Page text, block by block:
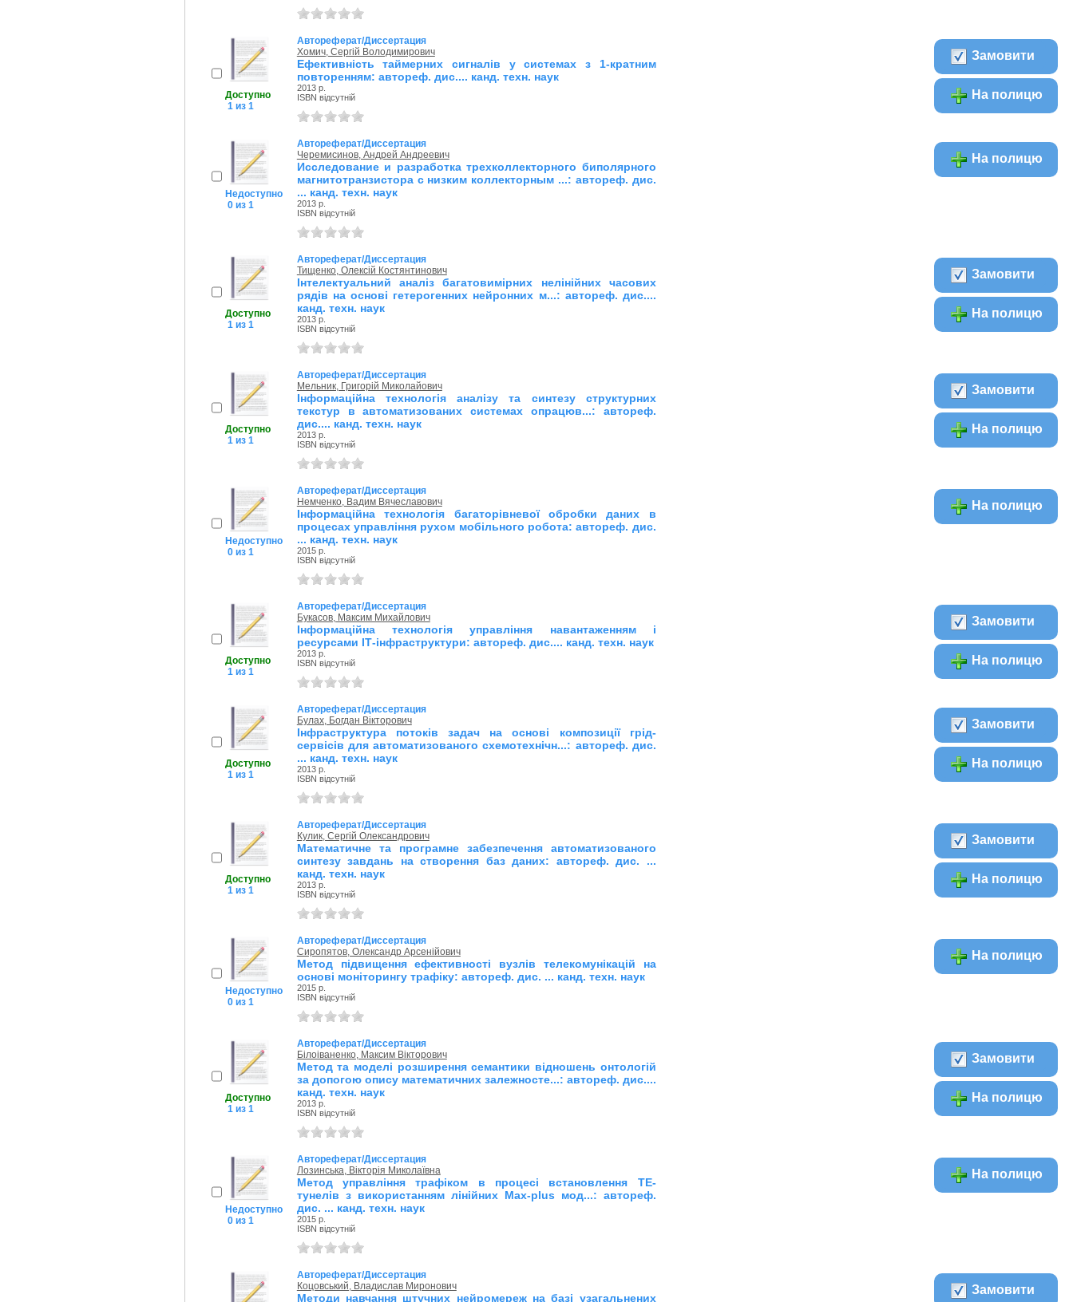
Доступно
1 из 1
Автореферат/Диссертация
Хомич, Сергій Володимирович
Ефективність таймерних сигналів у системах з 1-кратним
повторенням: автореф. дис.... канд. техн. наук
2013 р.
ISBN відсутній
Замовити
На полицю
Недоступно
0 из 1
Автореферат/Диссертация
Черемисинов, Андрей Андреевич
Исследование и разработка трехколлекторного биполярного
магнитотранзистора с низким коллекторным ...: автореф. дис.
... канд. техн. наук
2013 р.
ISBN відсутній
На полицю
Доступно
1 из 1
Автореферат/Диссертация
Тищенко, Олексій Костянтинович
Інтелектуальний аналіз багатовимірних нелінійних часових
рядів на основі гетерогенних нейронних м...: автореф. дис....
канд. техн. наук
2013 р.
ISBN відсутній
Замовити
На полицю
Доступно
1 из 1
Автореферат/Диссертация
Мельник, Григорій Миколайович
Інформаційна технологія аналізу та синтезу структурних
текстур в автоматизованих системах опрацюв...: автореф.
дис.... канд. техн. наук
2013 р.
ISBN відсутній
Замовити
На полицю
Недоступно
0 из 1
Автореферат/Диссертация
Немченко, Вадим Вячеславович
Інформаційна технологія багаторівневої обробки даних в
процесах управління рухом мобільного робота: автореф. дис.
... канд. техн. наук
2015 р.
ISBN відсутній
На полицю
Доступно
1 из 1
Автореферат/Диссертация
Букасов, Максим Михайлович
Інформаційна технологія управління навантаженням і
ресурсами ІТ-інфраструктури: автореф. дис.... канд. техн. наук
2013 р.
ISBN відсутній
Замовити
На полицю
Доступно
1 из 1
Автореферат/Диссертация
Булах, Богдан Вікторович
Інфраструктура потоків задач на основі композиції грід-
сервісів для автоматизованого схемотехнічн...: автореф. дис.
... канд. техн. наук
2013 р.
ISBN відсутній
Замовити
На полицю
Доступно
1 из 1
Автореферат/Диссертация
Кулик, Сергій Олександрович
Математичне та програмне забезпечення автоматизованого
синтезу завдань на створення баз даних: автореф. дис. ...
канд. техн. наук
2013 р.
ISBN відсутній
Замовити
На полицю
Недоступно
0 из 1
Автореферат/Диссертация
Сиропятов, Олександр Арсенійович
Метод підвищення ефективності вузлів телекомунікацій на
основі моніторингу трафіку: автореф. дис. ... канд. техн. наук
2015 р.
ISBN відсутній
На полицю
Доступно
1 из 1
Автореферат/Диссертация
Білоіваненко, Максим Вікторович
Метод та моделі розширення семантики відношень онтологій
за допогою опису математичних залежносте...: автореф. дис....
канд. техн. наук
2013 р.
ISBN відсутній
Замовити
На полицю
Недоступно
0 из 1
Автореферат/Диссертация
Лозинська, Вікторія Миколаївна
Метод управління трафіком в процесі встановлення ТЕ-
тунелів з використанням лінійних Мах-plus мод...: автореф.
дис. ... канд. техн. наук
2015 р.
ISBN відсутній
На полицю
Автореферат/Диссертация
Коцовський, Владислав Миронович
Методи навчання штучних нейромереж на базі узагальнених
Замовити